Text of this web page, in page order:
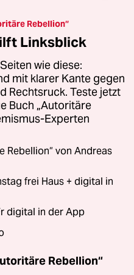
Rebellion“
Linksblick
wie diese:
mit klarer Kante gegen
Rechtsruck. Teste jetzt
Buch „Autoritäre
Experten
Rebellion“ von Andreas
frei Haus + digital in
digital in der App
Rebellion“